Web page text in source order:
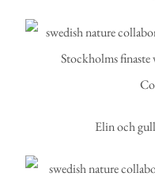
Elin och